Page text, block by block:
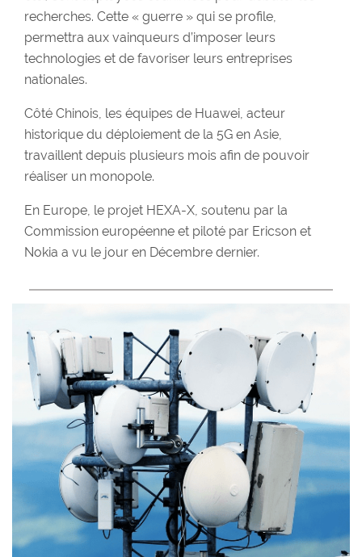
recherches. Cette « guerre » qui se profile,
permettra aux vainqueurs d’imposer leurs
technologies et de favoriser leurs entreprises
nationales.
Côté Chinois, les équipes de Huawei, acteur
historique du déploiement de la 5G en Asie,
travaillent depuis plusieurs mois afin de pouvoir
réaliser un monopole.
En Europe, le projet HEXA-X, soutenu par la
Commission européenne et piloté par Ericson et
Nokia a vu le jour en Décembre dernier.